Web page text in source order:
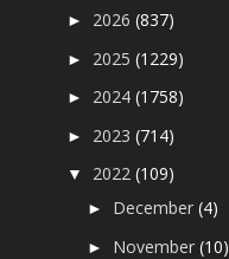
► 2026(837)
► 2025(1229)
► 2024(1758)
► 2023(714)
▼ 2022(109)
► December(4)
► November(10)